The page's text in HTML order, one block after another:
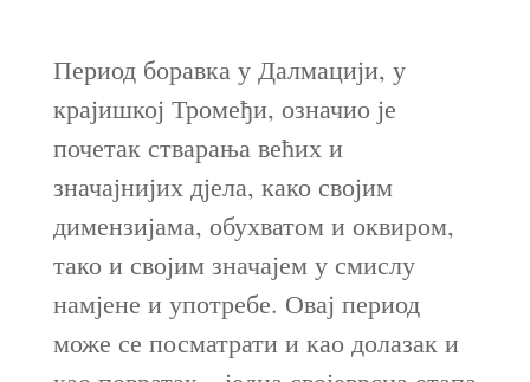
Период боравка у Далмацији, у
крајишкој Тромеђи, означио је
почетак стварања већих и
значајнијих дјела, како својим
димензијама, обухватом и оквиром,
тако и својим значајем у смислу
намјене и употребе. Овај период
може се посматрати и као долазак и